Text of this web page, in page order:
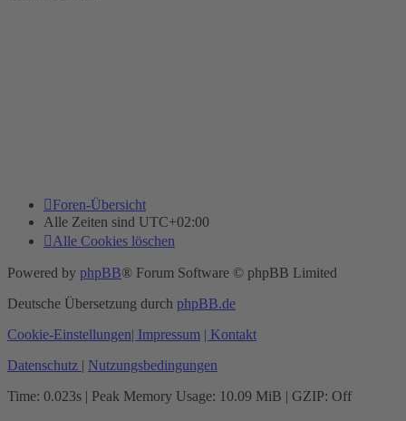
Foren-Übersicht
Alle Zeiten sind UTC+02:00
Alle Cookies löschen
Powered by phpBB® Forum Software © phpBB Limited
Deutsche Übersetzung durch phpBB.de
Cookie-Einstellungen| Impressum | Kontakt
Datenschutz | Nutzungsbedingungen
Time: 0.023s | Peak Memory Usage: 10.09 MiB | GZIP: Off